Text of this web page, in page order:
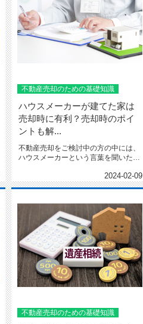
不動産売却のための基礎知識
ハウスメーカーが建てた家は
売却時に有利？売却時のポイ
ントも解...
不動産売却をご検討中の方の中には、
ハウスメーカーという言葉を聞いたこ
2024-02-09
不動産売却のための基礎知識